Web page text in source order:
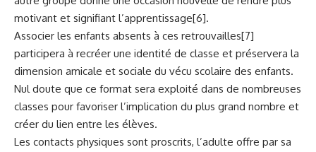
motivant et signifiant l’apprentissage[6].
Associer les enfants absents à ces retrouvailles[7]
participera à recréer une identité de classe et préservera la
dimension amicale et sociale du vécu scolaire des enfants.
Nul doute que ce format sera exploité dans de nombreuses
classes pour favoriser l’implication du plus grand nombre et
créer du lien entre les élèves.
Les contacts physiques sont proscrits, l’adulte offre par sa